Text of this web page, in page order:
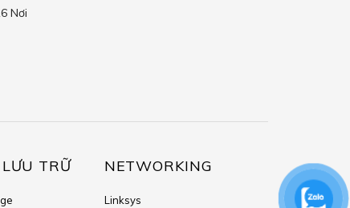
Nơi
TRỮ NETWORKING
Linksys